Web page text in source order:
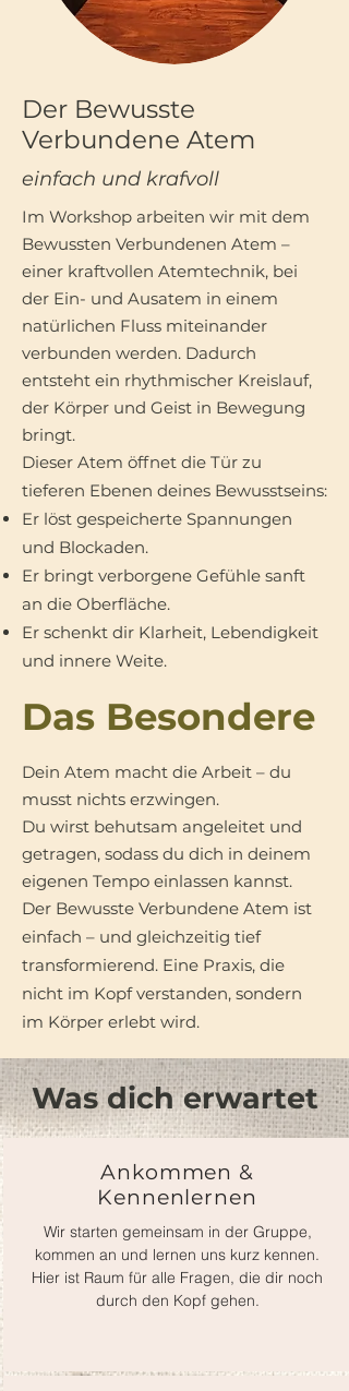
Der Bewusste
Verbundene Atem
einfach und krafvoll
Im Workshop arbeiten wir mit dem
Bewussten Verbundenen Atem –
einer kraftvollen Atemtechnik, bei
der Ein- und Ausatem in einem
natürlichen Fluss miteinander
verbunden werden. Dadurch
entsteht ein rhythmischer Kreislauf,
der Körper und Geist in Bewegung
bringt.
Dieser Atem öffnet die Tür zu
tieferen Ebenen deines Bewusstseins:
Er löst gespeicherte Spannungen
und Blockaden.
Er bringt verborgene Gefühle sanft
an die Oberfläche.
Er schenkt dir Klarheit, Lebendigkeit
und innere Weite.
​Das Besondere
Dein Atem macht die Arbeit – du
musst nichts erzwingen.
Du wirst behutsam angeleitet und
getragen, sodass du dich in deinem
eigenen Tempo einlassen kannst.
Der Bewusste Verbundene Atem ist
einfach – und gleichzeitig tief
transformierend. Eine Praxis, die
nicht im Kopf verstanden, sondern
im Körper erlebt wird.
Was dich erwartet
Ankommen &
Kennenlernen
Wir starten gemeinsam in der Gruppe,
kommen an und lernen uns kurz kennen.
Hier ist Raum für alle Fragen, die dir noch
durch den Kopf gehen.